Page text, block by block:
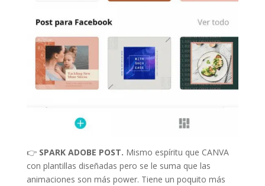
👉 SPARK ADOBE POST. Mismo espíritu que CANVA
con plantillas diseñadas pero se le suma que las
animaciones son más power. Tiene un poquito más